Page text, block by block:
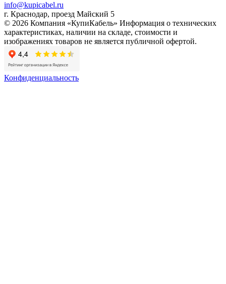
info@kupicabel.ru
г. Краснодар, проезд Майский 5
© 2026 Компания «КупиКабель» Информация о технических
характеристиках, наличии на складе, стоимости и
изображениях товаров не является публичной офертой.
Конфиденциальность